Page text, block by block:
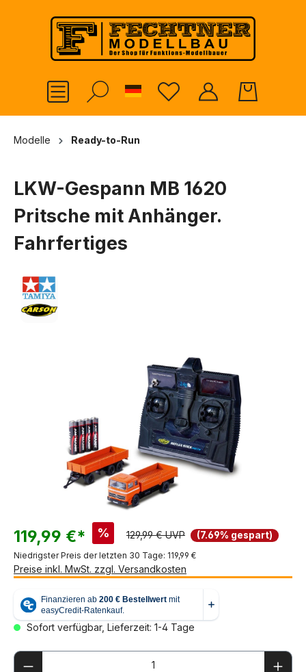
springen
German
Modelle Ready-to-Run
LKW-Gespann MB 1620
Pritsche mit Anhänger.
Fahrfertiges
119,99 €* % 129,99 € UVP (7.69% gespart)
Niedrigster Preis der letzten 30 Tage: 119,99 €
Preise inkl. MwSt. zzgl. Versandkosten
Sofort verfügbar, Lieferzeit: 1-4 Tage
Produkt Anzahl: Gib den gewünschten